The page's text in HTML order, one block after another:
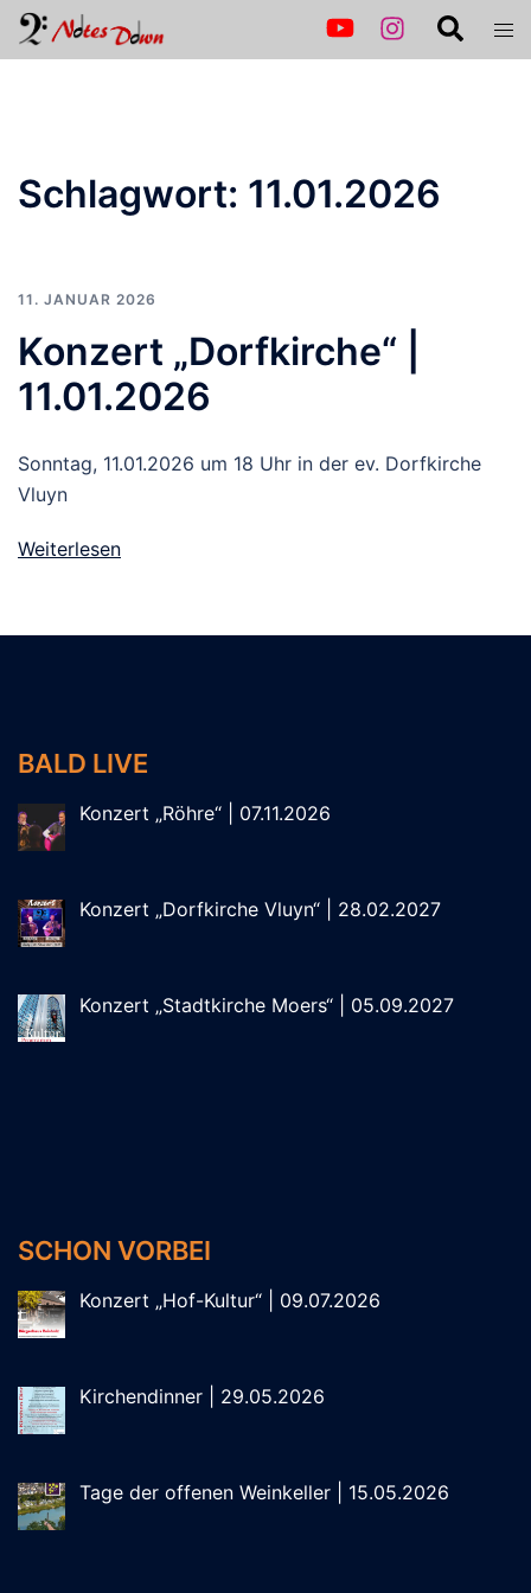
Zum
Inhalt
Suche
Schlagwort: 11.01.2026
11. JANUAR 2026
Konzert „Dorfkirche“ |
11.01.2026
Sonntag, 11.01.2026 um 18 Uhr in der ev. Dorfkirche
Vluyn
Weiterlesen
BALD LIVE
Konzert „Röhre“ | 07.11.2026
Konzert „Dorfkirche Vluyn“ | 28.02.2027
Konzert „Stadtkirche Moers“ | 05.09.2027
SCHON VORBEI
Konzert „Hof-Kultur“ | 09.07.2026
Kirchendinner | 29.05.2026
Tage der offenen Weinkeller | 15.05.2026